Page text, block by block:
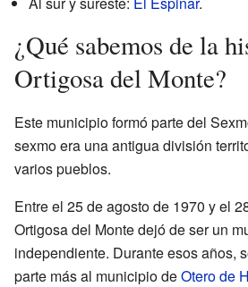
¿Qué sabemos de la
Ortigosa del Monte?
Este municipio formó parte del
sexmo era una antigua división
varios pueblos.
Entre el 25 de agosto de 1970 y el
Ortigosa del Monte dejó de ser un
independiente. Durante esos años,
parte más al municipio deOtero de